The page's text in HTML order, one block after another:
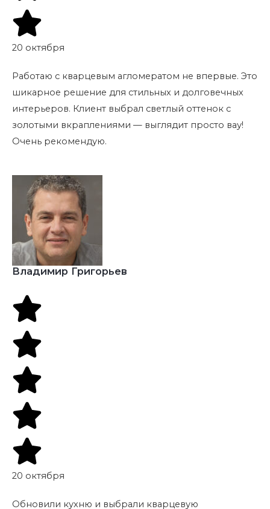
20 октября
Работаю с кварцевым агломератом не впервые. Это
шикарное решение для стильных и долговечных
интерьеров. Клиент выбрал светлый оттенок с
золотыми вкраплениями — выглядит просто вау!
Очень рекомендую.
Владимир Григорьев
20 октября
Обновили кухню и выбрали кварцевую